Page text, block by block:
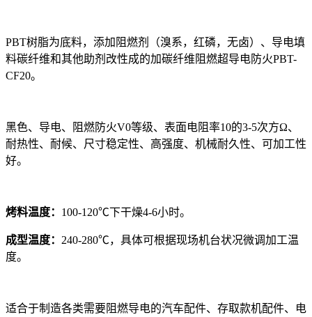
PBT树脂为底料，添加阻燃剂（溴系，红磷，无卤）、导电填
料碳纤维和其他助剂改性成的加碳纤维阻燃超导电防火PBT-
CF20。
黑色、导电、阻燃防火V0等级、表面电阻率10的3-5次方Ω、
耐热性、耐候、尺寸稳定性、高强度、机械耐久性、可加工性
好。
烤料温度： 100-120℃下干燥4-6小时。
成型温度： 240-280℃，具体可根据现场机台状况微调加工温
度。
适合于制造各类需要阻燃导电的汽车配件、存取款机配件、电